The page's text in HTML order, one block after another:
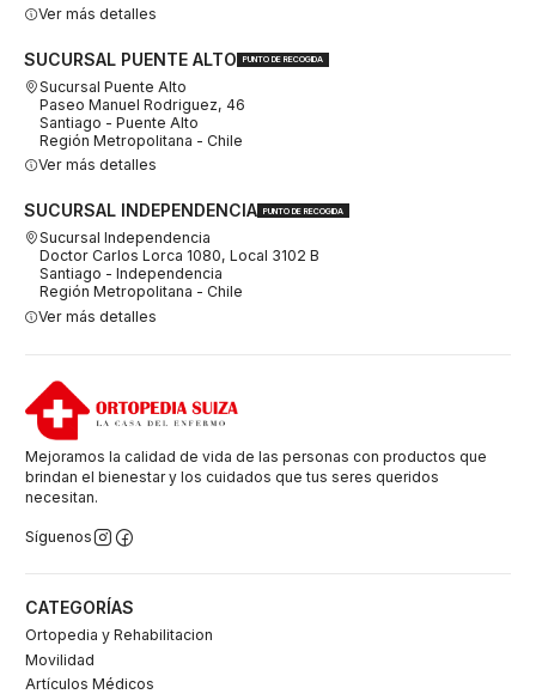
Ver más detalles
SUCURSAL PUENTE ALTO PUNTO DE RECOGIDA
Sucursal Puente Alto
Paseo Manuel Rodriguez, 46
Santiago - Puente Alto
Región Metropolitana - Chile
Ver más detalles
SUCURSAL INDEPENDENCIA PUNTO DE RECOGIDA
Sucursal Independencia
Doctor Carlos Lorca 1080, Local 3102 B
Santiago - Independencia
Región Metropolitana - Chile
Ver más detalles
Mejoramos la calidad de vida de las personas con productos que
brindan el bienestar y los cuidados que tus seres queridos
necesitan.
Síguenos
CATEGORÍAS
Ortopedia y Rehabilitacion
Movilidad
Artículos Médicos